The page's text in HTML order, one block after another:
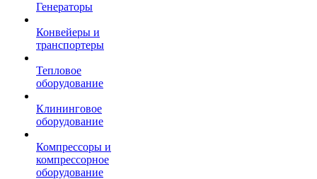
Генераторы
Конвейеры и
транспортеры
Тепловое
оборудование
Клининговое
оборудование
Компрессоры и
компрессорное
оборудование